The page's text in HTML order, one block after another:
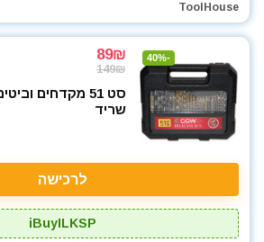
ToolHouse
-40%
89₪
149₪
שריד
לרכישה
iBuyILKSP